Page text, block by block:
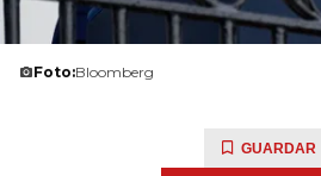
Foto:Bloomberg
GUARDAR